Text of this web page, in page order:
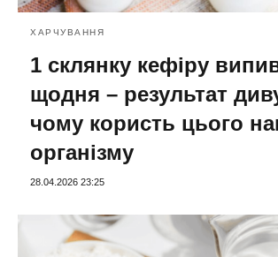
ХАРЧУВАННЯ
1 склянку кефіру
щодня – результат
чому користь цього
організму
28.04.2026 23:25